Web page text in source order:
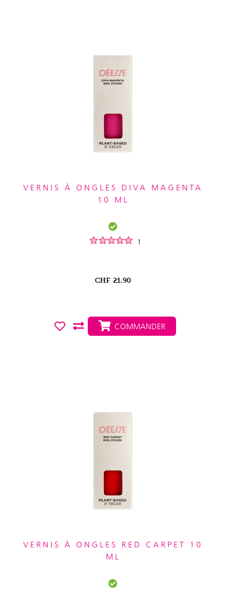
VERNIS À ONGLES DIVA MAGENTA
10 ML
1
CHF 21.90
COMMANDER
VERNIS À ONGLES RED CARPET 10
ML